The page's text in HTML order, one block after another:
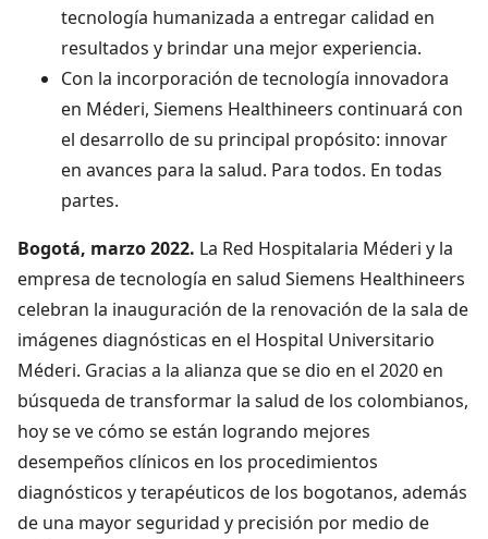
tecnología humanizada a entregar calidad en
resultados y brindar una mejor experiencia.
Con la incorporación de tecnología innovadora
en Méderi, Siemens Healthineers continuará con
el desarrollo de su principal propósito: innovar
en avances para la salud. Para todos. En todas
partes.
Bogotá, marzo 2022. La Red Hospitalaria Méderi y la
empresa de tecnología en salud Siemens Healthineers
celebran la inauguración de la renovación de la sala de
imágenes diagnósticas en el Hospital Universitario
Méderi. Gracias a la alianza que se dio en el 2020 en
búsqueda de transformar la salud de los colombianos,
hoy se ve cómo se están logrando mejores
desempeños clínicos en los procedimientos
diagnósticos y terapéuticos de los bogotanos, además
de una mayor seguridad y precisión por medio de